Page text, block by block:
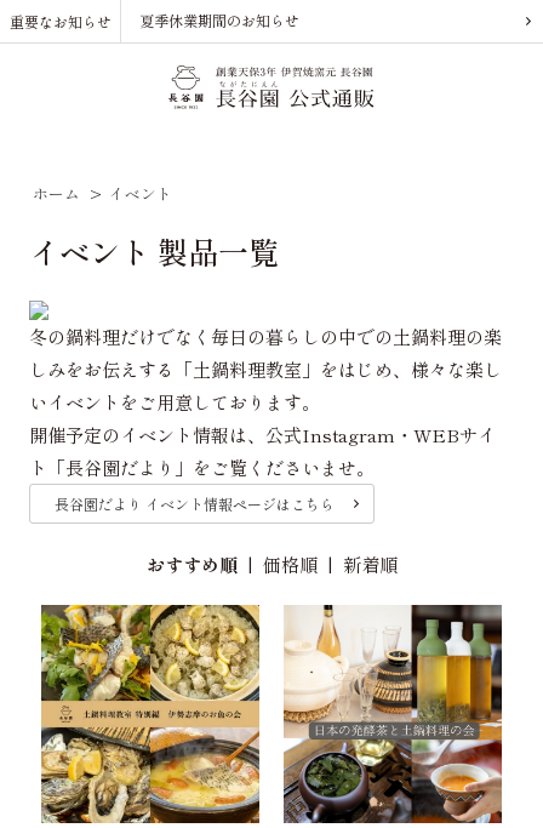
重要なお知らせ 夏季休業期間のお知らせ
ホーム > イベント
イベント 製品一覧
冬の鍋料理だけでなく毎日の暮らしの中での土鍋料理の楽
しみをお伝えする「土鍋料理教室」をはじめ、様々な楽し
いイベントをご用意しております。
開催予定のイベント情報は、公式Instagram・WEBサイ
ト「長谷園だより」をご覧くださいませ。
長谷園だより イベント情報ページはこちら
おすすめ順| 価格順| 新着順